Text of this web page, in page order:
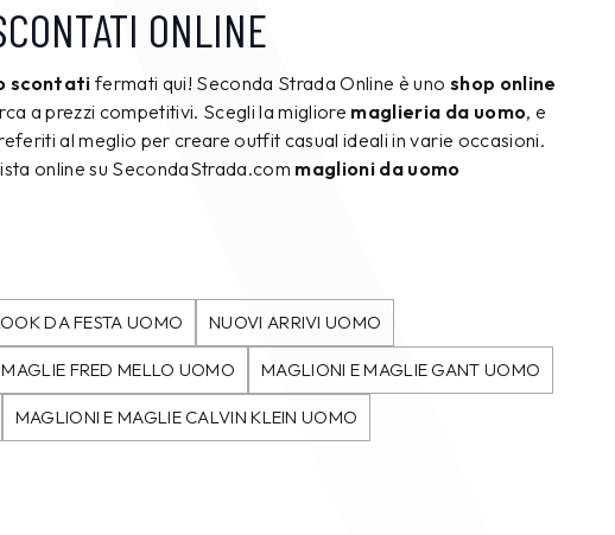
ONLINE
scontati fermati qui! Seconda Strada Online è uno shop online
a prezzi competitivi. Scegli la migliore maglieria da uomo, e
al meglio per creare outfit casual ideali in varie occasioni.
online su SecondaStrada.com maglioni da uomo
DA FESTA UOMO NUOVI ARRIVI UOMO
FRED MELLO UOMO MAGLIONI E MAGLIE GANT UOMO
MAGLIONI E MAGLIE CALVIN KLEIN UOMO